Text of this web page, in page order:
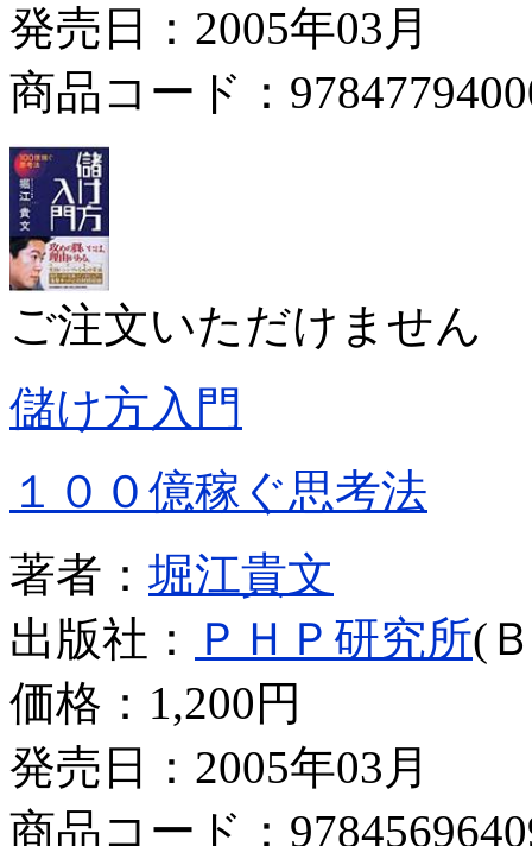
発売日：2005年03月
商品コード：
ご注文いただけません
儲け方入門
１００億稼ぐ思考法
著者： 堀江貴文
出版社：
ＰＨＰ研究所(
価格： 1,200円
発売日：2005年03月
商品コード：